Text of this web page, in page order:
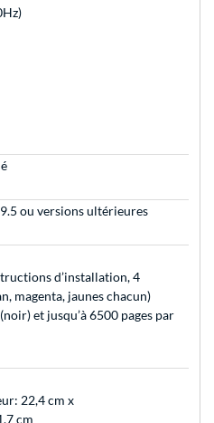
ou versions ultérieures
d’installation, 4
magenta, jaunes chacun)
et jusqu’à 6500 pages par
22,4 cm x
cm